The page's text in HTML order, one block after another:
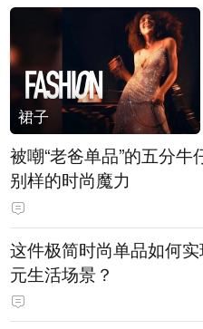
裙子
被嘲“老爸单品”的五分牛
别样的时尚魔力
这件极简时尚单品如何
元生活场景？